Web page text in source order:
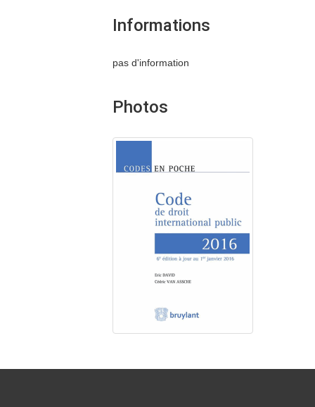
Informations
pas d'information
Photos